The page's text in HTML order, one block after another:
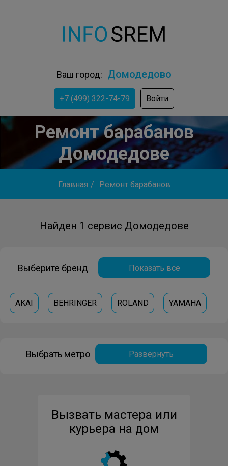
Ваш город: Домодедово
+7 (499) 322-74-79 Войти
Ремонт барабанов
Домодедове
Главная / Ремонт барабанов
Найден 1 сервис Домодедове
Выберите бренд Показать все
AKAI BEHRINGER ROLAND YAMAHA
Выбрать метро Развернуть
Вызвать мастера или
курьера на дом